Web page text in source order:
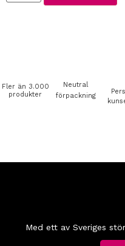
Fler än 3.000
produkter
Neutral
förpackning
Med ett av Sveriges